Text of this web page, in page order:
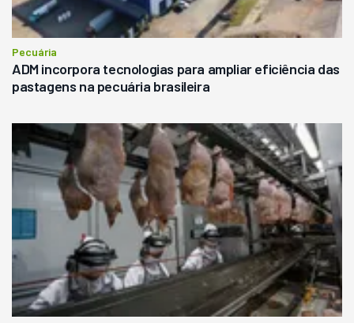
Pecuária
ADM incorpora tecnologias para ampliar eficiência das
pastagens na pecuária brasileira